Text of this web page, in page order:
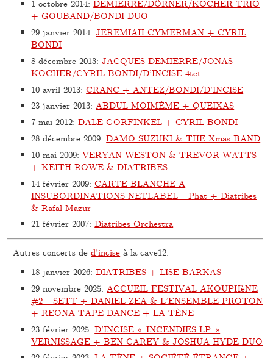
1 octobre 2014:DEMIERRE/DÖRNER/KOCHER TRIO
+ GOUBAND/BONDI DUO
29 janvier 2014:JEREMIAH CYMERMAN + CYRIL
BONDI
8 décembre 2013:JACQUES DEMIERRE/JONAS
KOCHER/CYRIL BONDI/D’INCISE 4tet
10 avril 2013:CRANC + ANTEZ/BONDI/D’INCISE
23 janvier 2013:ABDUL MOIMÊME + QUEIXAS
7 mai 2012:DALE GORFINKEL + CYRIL BONDI
28 décembre 2009:DAMO SUZUKI & THE Xmas BAND
10 mai 2009:VERYAN WESTON & TREVOR WATTS
+ KEITH ROWE & DIATRIBES
14 février 2009:CARTE BLANCHE A
INSUBORDINATIONS NETLABEL – Phat + Diatribes
& Rafal Mazur
21 février 2007:Diatribes Orchestra
Autres concerts ded'incise à la cave12:
18 janvier 2026:DIATRIBES + LISE BARKAS
29 novembre 2025:ACCUEIL FESTIVAL AKOUPHèNE
#2 – SETT + DANIEL ZEA & L’ENSEMBLE PROTON
+ REONA TAPE DANCE + LA TÈNE
23 février 2025:D’INCISE « INCENDIES LP »
VERNISSAGE + BEN CAREY & JOSHUA HYDE DUO